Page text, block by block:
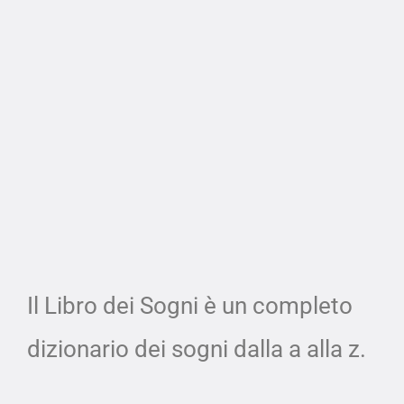
Il Libro dei Sogni è un completo
dizionario dei sogni dalla a alla z.